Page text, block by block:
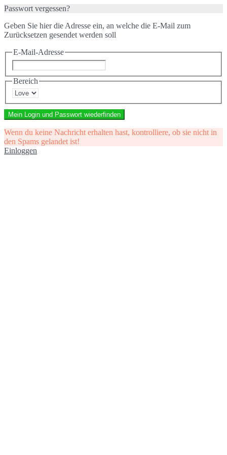
Passwort vergessen?
Geben Sie hier die Adresse ein, an welche die E-Mail zum
Zurücksetzen gesendet werden soll
E-Mail-Adresse
Bereich
Mein Login und Passwort wiederfinden
Wenn du keine Nachricht erhalten hast, kontrolliere, ob sie nicht in
den Spams gelandet ist!
Einloggen